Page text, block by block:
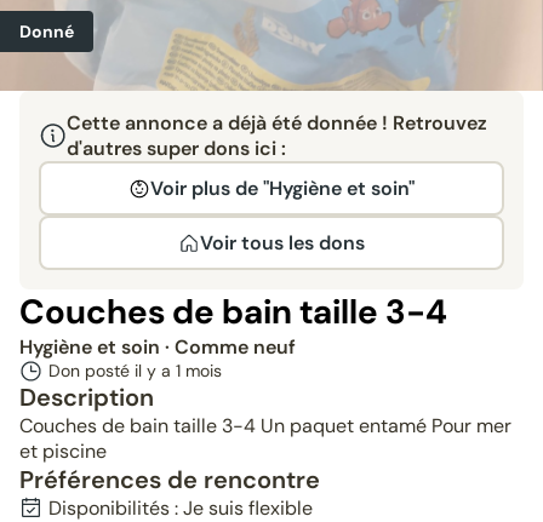
Donné
Cette annonce a déjà été donnée ! Retrouvez
d'autres super dons ici :
Voir plus de "Hygiène et soin"
Voir tous les dons
Couches de bain taille 3-4
Hygiène et soin · Comme neuf
Don posté il y a 1 mois
Description
Couches de bain taille 3-4 Un paquet entamé Pour mer
et piscine
Préférences de rencontre
Disponibilités : Je suis flexible